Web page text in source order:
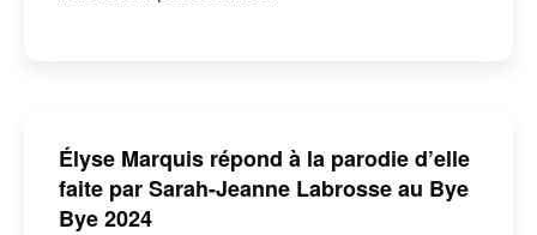
Élyse Marquis répond à la parodie d’elle
faite par Sarah-Jeanne Labrosse au Bye
Bye 2024